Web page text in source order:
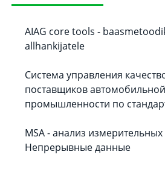
AIAG core tools -
allhankijatele
Система управления
поставщиков автомобильной
промышленности по
MSA - анализ измерительных
Непрерывные данные